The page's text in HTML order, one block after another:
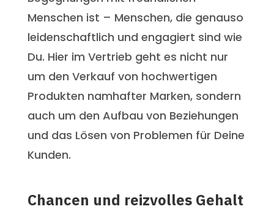
Menschen ist – Menschen, die genauso
leidenschaftlich und engagiert sind wie
Du. Hier im Vertrieb geht es nicht nur
um den Verkauf von hochwertigen
Produkten namhafter Marken, sondern
auch um den Aufbau von Beziehungen
und das Lösen von Problemen für Deine
Kunden.
Chancen und reizvolles Gehalt